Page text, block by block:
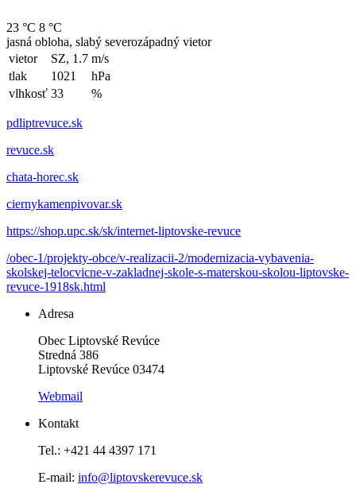
23 °C 8 °C
jasná obloha, slabý severozápadný vietor
vietor
SZ, 1.7 m/s
tlak
1021
hPa
vlhkosť 33 %
pdliptrevuce.sk
revuce.sk
chata-horec.sk
ciernykamenpivovar.sk
https://shop.upc.sk/sk/internet-liptovske-revuce
/obec-1/projekty-obce/v-realizacii-2/modernizacia-vybavenia-
skolskej-telocvicne-v-zakladnej-skole-s-materskou-skolou-liptovske-
revuce-1918sk.html
Adresa
Obec Liptovské Revúce
Stredná 386
Liptovské Revúce 03474
Webmail
Kontakt
Tel.: +421 44 4397 171
E-mail: info@liptovskerevuce.sk